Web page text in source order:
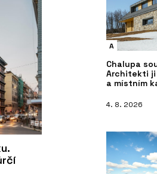
A
Chalupa
Architekti ji
a místním
4. 8. 2026